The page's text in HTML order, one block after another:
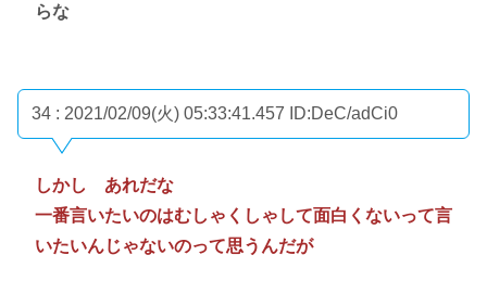
らな
34 : 2021/02/09(火) 05:33:41.457 ID:DeC/adCi0
しかし あれだな
一番言いたいのはむしゃくしゃして面白くないって言
いたいんじゃないのって思うんだが